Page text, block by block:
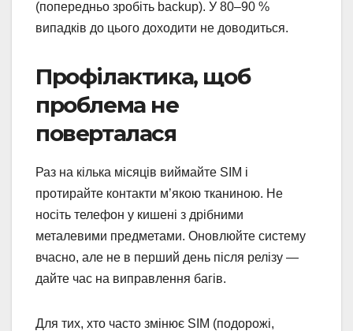
(попередньо зробіть backup). У 80–90 %
випадків до цього доходити не доводиться.
Профілактика, щоб
проблема не
поверталася
Раз на кілька місяців виймайте SIM і
протирайте контакти м’якою тканиною. Не
носіть телефон у кишені з дрібними
металевими предметами. Оновлюйте систему
вчасно, але не в перший день після релізу —
дайте час на виправлення багів.
Для тих, хто часто змінює SIM (подорожі,